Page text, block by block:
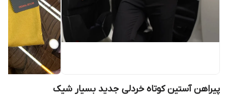
پیراهن آستین کوتاه خردلی جدید بسیار شیک